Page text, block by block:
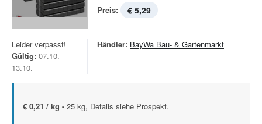
Preis: € 5,29
Leider verpasst!
Gültig: 07.10. -
13.10.
Händler: BayWa Bau- & Gartenmarkt
€ 0,21 / kg - 25 kg, Details siehe Prospekt.